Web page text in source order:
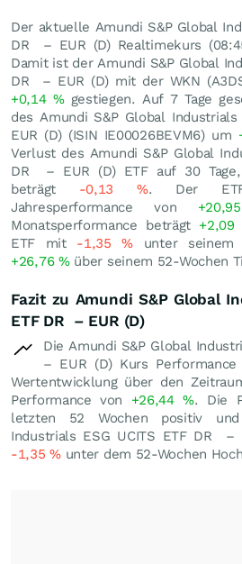
Der aktuelle Amundi S&P Global
DR – EUR (D) Realtimekurs
Damit ist der Amundi S&P Global
DR – EUR (D) mit der WKN
+0,14 %gestiegen. Auf 7 Tage
des Amundi S&P Global
EUR (D) (ISIN IE00026BEVM6) um
Verlust des Amundi S&P Global
DR – EUR (D) ETF auf 30
beträgt -0,13 %. Der ETF
Jahresperformance von
Monatsperformance beträgt +2,09
ETF mit -1,35% unter seinem
+26,76 %über seinem 52-Wochen
Fazit zu Amundi S&P Global
ETF DR – EUR (D)
Die Amundi S&P Global
– EUR (D) Kurs
Wertentwicklung über den
Performance von +26,44%. Die
letzten 52 Wochen positiv
Industrials ESG UCITS ETF DR
-1,35%unter dem 52-Wochen